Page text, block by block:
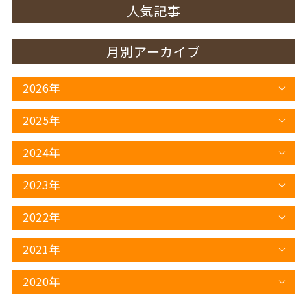
人気記事
月別アーカイブ
2026年
2025年
2024年
2023年
2022年
2021年
2020年